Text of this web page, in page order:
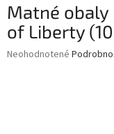
Matné obaly
of Liberty
Priemerné
Neohodnotené